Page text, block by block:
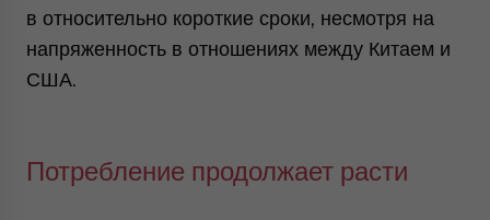
в относительно короткие сроки, несмотря на
напряженность в отношениях между Китаем и
США.
Потребление продолжает расти